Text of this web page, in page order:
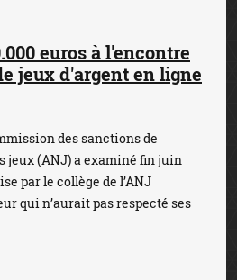
euros à l'encontre
jeux d'argent en ligne
des sanctions de
jeux (ANJ) a examiné fin juin
par le collège de l’ANJ
qui n’aurait pas respecté ses